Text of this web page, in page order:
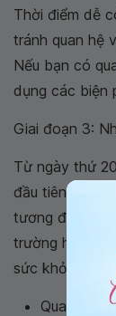
Thời điểm dễ
tránh quan hệ
Nếu bạn có
dụng các biện
Giai đoạn 3:
Từ ngày thứ
đầu tiên của
tương đối an
trường hợp
sức khỏe
Quan hệ